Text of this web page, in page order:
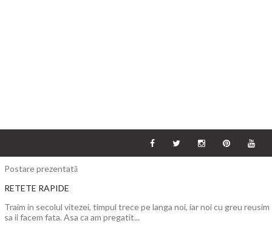
Postare prezentată
RETETE RAPIDE
Traim in secolul vitezei, timpul trece pe langa noi, iar noi cu greu reusim
sa ii facem fata. Asa ca am pregatit...